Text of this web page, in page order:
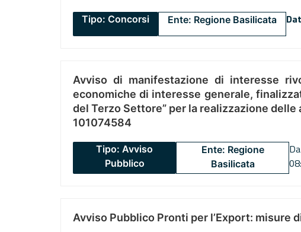
Tipo: Concorsi Ente: Regione Basilicata
Avviso di manifestazione di interesse
economiche di interesse generale,
del Terzo Settore” per la realizzazione
101074584
Tipo: Avviso
Pubblico
Ente: Regione
Basilicata
Avviso Pubblico Pronti per l’Export: misure